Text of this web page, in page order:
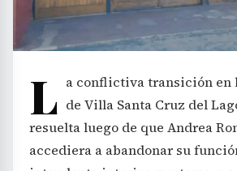
L a conflictiva transición en
de Villa Santa Cruz del
resuelta luego de que Andrea
accediera a abandonar su